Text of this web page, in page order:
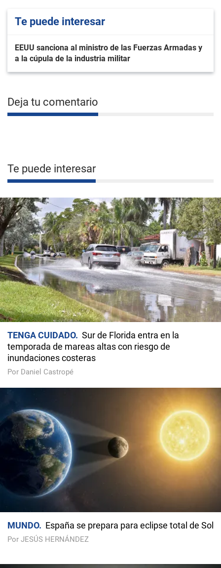
Te puede interesar
EEUU sanciona al ministro de las Fuerzas Armadas y
a la cúpula de la industria militar
Deja tu comentario
Te puede interesar
TENGA CUIDADO
Sur de Florida entra en la
temporada de mareas altas con riesgo de
inundaciones costeras
Por Daniel Castropé
MUNDO España se prepara para eclipse total de Sol
Por JESÚS HERNÁNDEZ